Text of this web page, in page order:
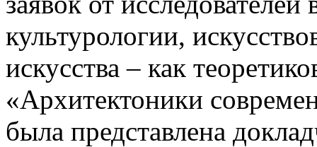
культурологии,
искусства – как
«Архитектоники
была представлена